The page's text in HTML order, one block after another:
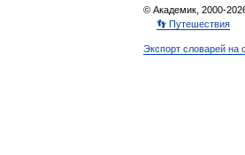
© Академик, 2000-
👣 Путешествия
Экспорт словарей на